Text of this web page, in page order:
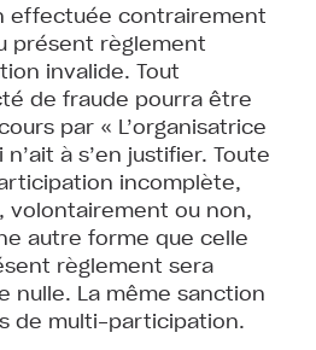
effectuée contrairement
présent règlement
invalide. Tout
de fraude pourra être
par « L’organisatrice
à s’en justifier. Toute
incomplète,
volontairement ou non,
autre forme que celle
règlement sera
nulle. La même sanction
de multi-participation.